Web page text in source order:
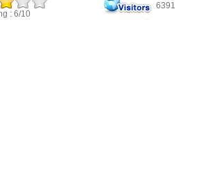
: 6/10
6391